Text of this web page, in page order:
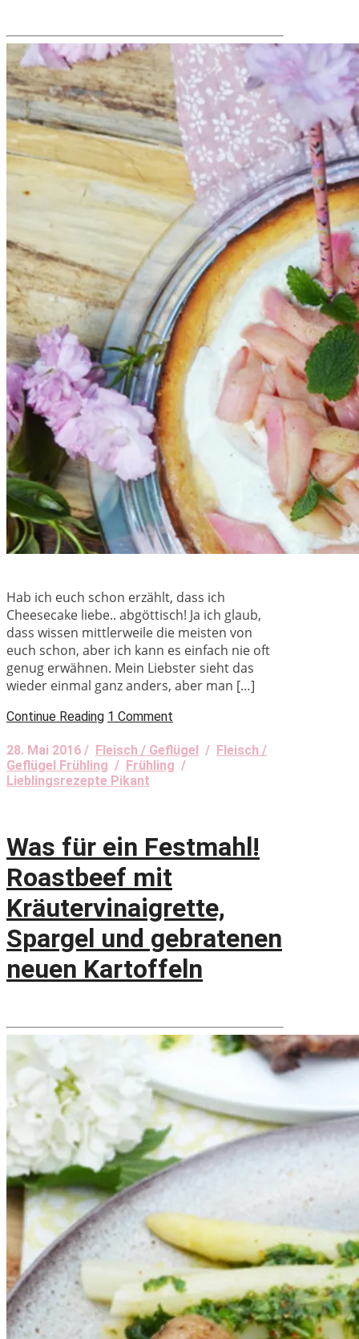
Hab ich euch schon erzählt, dass ich
Cheesecake liebe.. abgöttisch! Ja ich glaub,
dass wissen mittlerweile die meisten von
euch schon, aber ich kann es einfach nie oft
genug erwähnen. Mein Liebster sieht das
wieder einmal ganz anders, aber man […]
Continue Reading 1 Comment
28. Mai 2016 / Fleisch / Geflügel / Fleisch /
Geflügel Frühling / Frühling /
Lieblingsrezepte Pikant
Was für ein Festmahl!
Roastbeef mit
Kräutervinaigrette,
Spargel und gebratenen
neuen Kartoffeln